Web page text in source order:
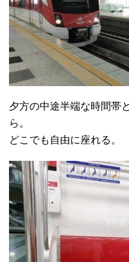
夕方の中途半端な時間帯
ら。
どこでも自由に座れる。